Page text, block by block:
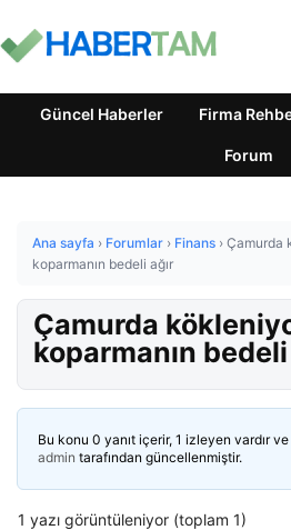
Güncel Haberler Firma
Forum
Ana sayfa › Forumlar › Finans › Çamurda
koparmanın bedeli ağır
Çamurda
koparmanın bedeli
Bu konu 0 yanıt içerir, 1 izleyen vardır
admin tarafından güncellenmiştir.
1 yazı görüntüleniyor (toplam 1)